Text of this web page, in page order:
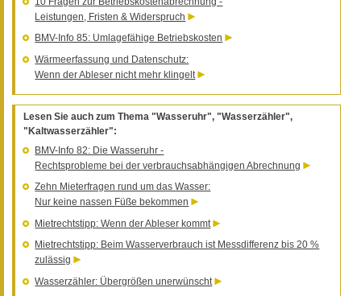
Leistungen, Fristen & Widerspruch
BMV-Info 85: Umlagefähige Betriebskosten
Wärmeerfassung und Datenschutz:
Wenn der Ableser nicht mehr klingelt
Lesen Sie auch zum Thema "Wasseruhr", "Wasserzähler",
"Kaltwasserzähler":
BMV-Info 82: Die Wasseruhr -
Rechtsprobleme bei der verbrauchsabhängigen Abrechnung
Zehn Mieterfragen rund um das Wasser:
Nur keine nassen Füße bekommen
Mietrechtstipp: Wenn der Ableser kommt
Mietrechtstipp: Beim Wasserverbrauch ist Messdifferenz bis 20 %
zulässig
Wasserzähler: Übergrößen unerwünscht